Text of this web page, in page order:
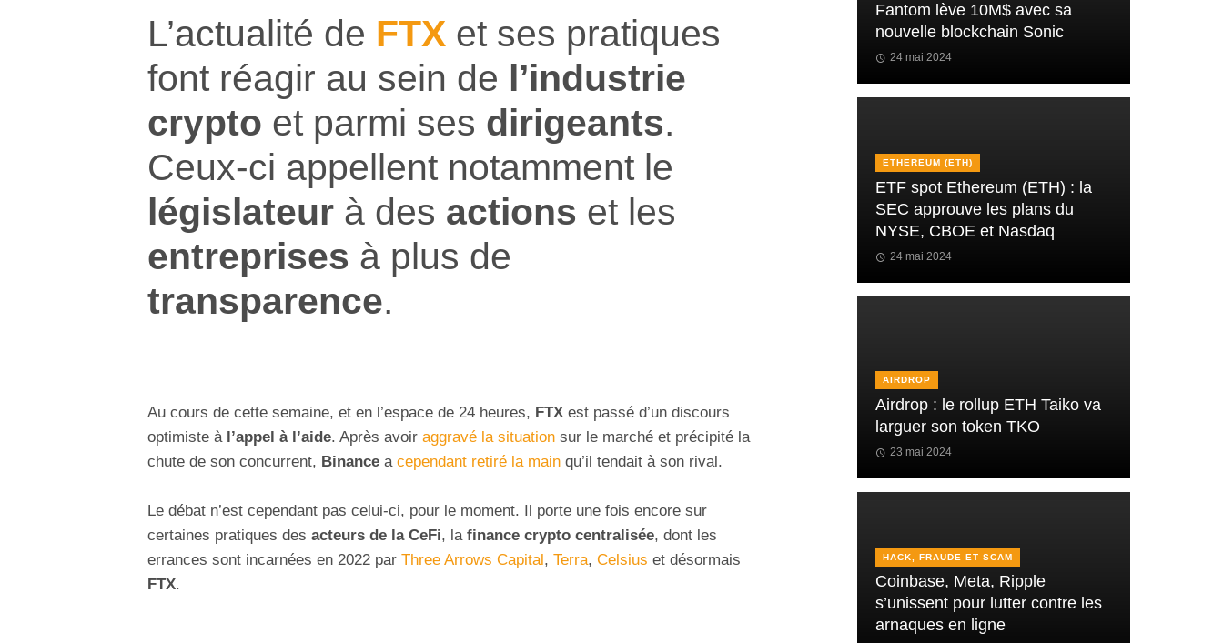
L’actualité de FTX et ses pratiques
font réagir au sein de l’industrie
crypto et parmi ses dirigeants.
Ceux-ci appellent notamment le
législateur à des actions et les
entreprises à plus de
transparence.
Au cours de cette semaine, et en l’espace de 24 heures, FTX est passé d’un discours
optimiste à l’appel à l’aide. Après avoir aggravé la situation sur le marché et précipité la
chute de son concurrent, Binance a cependant retiré la main qu’il tendait à son rival.
Le débat n’est cependant pas celui-ci, pour le moment. Il porte une fois encore sur
certaines pratiques des acteurs de la CeFi, lafinance crypto centralisée, dont les
errances sont incarnées en 2022 par Three Arrows Capital , Terra, Celsius et désormais
FTX.
Fantom lève 10M$ avec sa
nouvelle blockchain Sonic
24 mai 2024
ETHEREUM (ETH)
ETF spot Ethereum (ETH) : la
SEC approuve les plans du
NYSE, CBOE et Nasdaq
24 mai 2024
AIRDROP
Airdrop : le rollup ETH Taiko va
larguer son token TKO
23 mai 2024
HACK, FRAUDE ET SCAM
Coinbase, Meta, Ripple
s’unissent pour lutter contre les
arnaques en ligne